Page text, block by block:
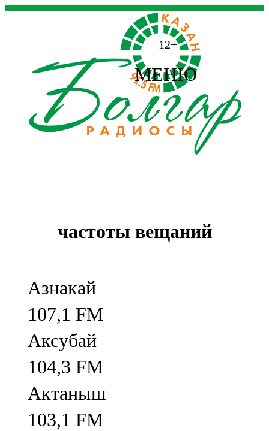
12+
МЕНЮ
частоты вещаний
Азнакай
107,1 FM
Аксубай
104,3 FM
Актаныш
103,1 FM